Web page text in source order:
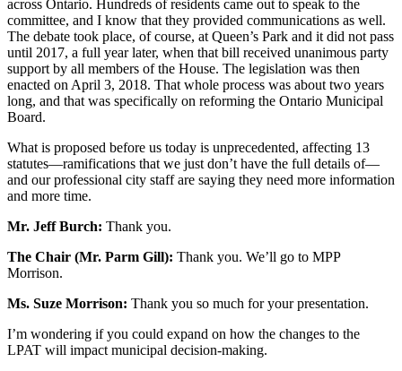
across Ontario. Hundreds of residents came out to speak to the
committee, and I know that they provided communications as well.
The debate took place, of course, at Queen’s Park and it did not pass
until 2017, a full year later, when that bill received unanimous party
support by all members of the House. The legislation was then
enacted on April 3, 2018. That whole process was about two years
long, and that was specifically on reforming the Ontario Municipal
Board.
What is proposed before us today is unprecedented, affecting 13
statutes—ramifications that we just don’t have the full details of—
and our professional city staff are saying they need more information
and more time.
Mr. Jeff Burch: Thank you.
The Chair (Mr. Parm Gill): Thank you. We’ll go to MPP
Morrison.
Ms. Suze Morrison: Thank you so much for your presentation.
I’m wondering if you could expand on how the changes to the
LPAT will impact municipal decision-making.